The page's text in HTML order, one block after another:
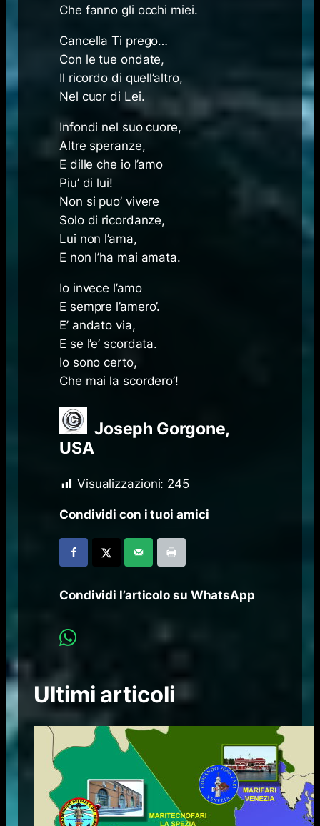
Che fanno gli occhi miei.
Cancella Ti prego…
Con le tue ondate,
Il ricordo di quell’altro,
Nel cuor di Lei.
Infondi nel suo cuore,
Altre speranze,
E dille che io l’amo
Piu’ di lui!
Non si puo’ vivere
Solo di ricordanze,
Lui non l’ama,
E non l’ha mai amata.
Io invece l’amo
E sempre l’amero’.
E’ andato via,
E se l’e’ scordata.
Io sono certo,
Che mai la scordero’!
Joseph Gorgone,
USA
Visualizzazioni: 245
Condividi con i tuoi amici
Condividi l’articolo su WhatsApp
Ultimi articoli